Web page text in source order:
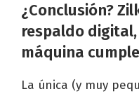
¿Conclusión?
respaldo
máquina
La única (y muy